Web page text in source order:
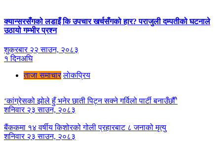
क्यान्सरसँगको लडाइँ कि उपचार खर्चसँगको हार? पराजुली दम्पतीको घटनाले
उठायो गम्भीर प्रश्न
शुक्रबार २२ साउन, २०८३
१ दिनअघि
ताजा समाचार लाेकप्रिय
‘कांग्रेसको झोले हुँ भनेर छाती पिट्न सक्ने गर्विलो पार्टी बनाउँछौँ’
शनिवार २३ साउन, २०८३
बैंककमा १४ वर्षीय किशोरको गोली प्रहारबाट ८ जनाको मृत्यु
शनिवार २३ साउन, २०८३